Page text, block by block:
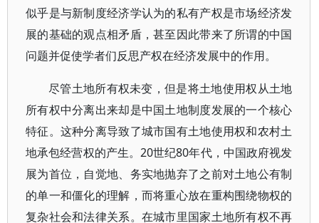
似乎是与新制度经济学认为的私有产权是市场经济发
展的基础的观点相矛盾，甚至因此带来了所谓的中国
问题并促使学者们反思产权在经济发展中的作用。
尽管土地所有权未变，但是将土地使用权从土地
所有权中分离出来却是中国土地制度发展的一个核心
特征。这种分离导致了城市国有土地使用权和农村土
地承包经营权的产生。20世纪80年代，中国政府视发
展为首位，自觉地、务实地抛弃了之前对土地公有制
的单一和僵化的理解，而将重心放在重构围绕物权的
复杂社会和法律关系。在城市里国家土地所有权不再